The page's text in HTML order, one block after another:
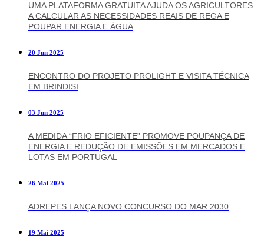
UMA PLATAFORMA GRATUITA AJUDA OS AGRICULTORES
A CALCULAR AS NECESSIDADES REAIS DE REGA E
POUPAR ENERGIA E ÁGUA
20 Jun 2025
ENCONTRO DO PROJETO PROLIGHT E VISITA TÉCNICA
EM BRINDISI
03 Jun 2025
A MEDIDA “FRIO EFICIENTE” PROMOVE POUPANÇA DE
ENERGIA E REDUÇÃO DE EMISSÕES EM MERCADOS E
LOTAS EM PORTUGAL
26 Mai 2025
ADREPES LANÇA NOVO CONCURSO DO MAR 2030
19 Mai 2025